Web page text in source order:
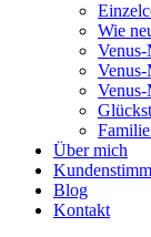
Wie
Venus-
Über mich
Blog
Kontakt